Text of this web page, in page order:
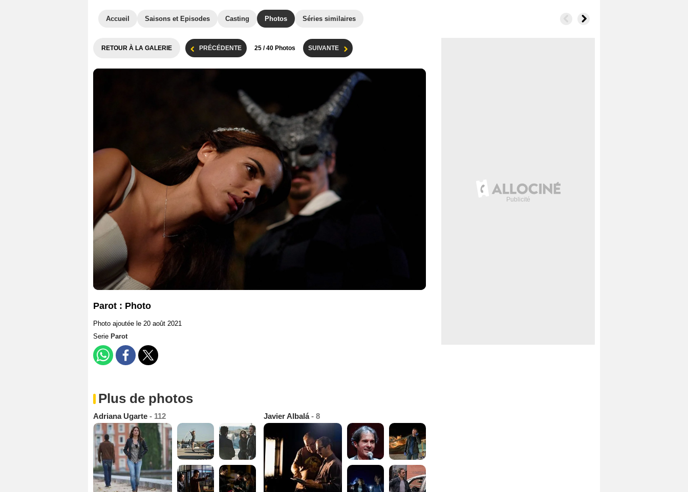
Accueil Saisons et Episodes Casting Photos Séries similaires
RETOUR À LA GALERIE PRÉCÉDENTE 25 / 40 Photos SUIVANTE
Parot : Photo
Photo ajoutée le 20 août 2021
Serie Parot
Plus de photos
Adriana Ugarte - 112 Javier Albalá- 8